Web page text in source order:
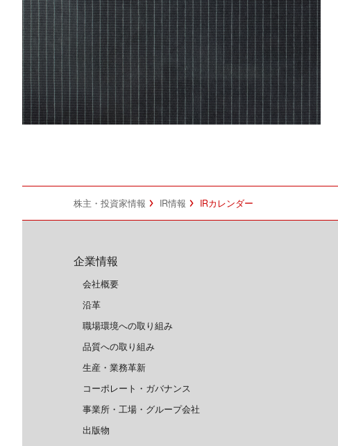
株主・投資家情報 IR情報 IRカレンダー
企業情報
会社概要
沿革
職場環境への取り組み
品質への取り組み
生産・業務革新
コーポレート・ガバナンス
事業所・工場・グループ会社
出版物